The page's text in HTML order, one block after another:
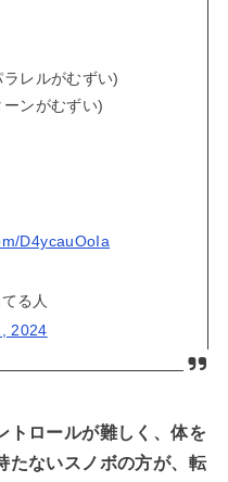
レルがむずい)
ーンがむずい)
D4ycauOoIa
る人
2024
トロールが難しく、体を
たないスノボの方が、転